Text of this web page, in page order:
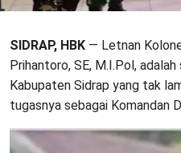
SIDRAP, HBK — Letnan
Prihantoro, SE, M.I.Pol,
Kabupaten Sidrap yang tak
tugasnya sebagai Komandan